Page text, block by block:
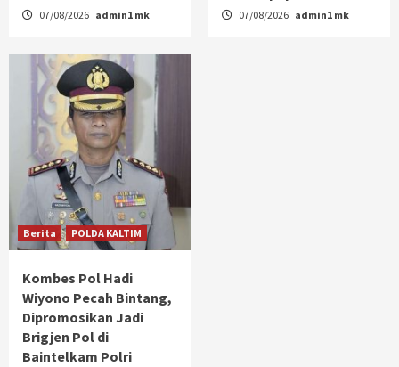
07/08/2026 admin1 mk 07/08/2026 admin1 mk
Berita POLDA KALTIM
Kombes Pol Hadi
Wiyono Pecah Bintang,
Dipromosikan Jadi
Brigjen Pol di
Baintelkam Polri